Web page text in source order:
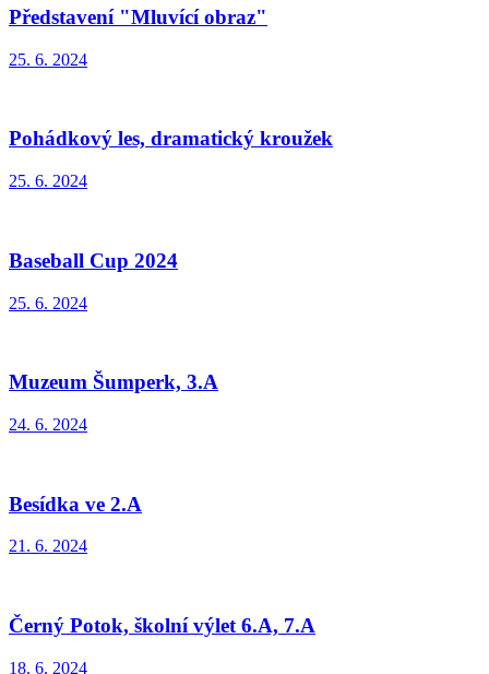
Představení "Mluvící obraz"
25. 6. 2024
Pohádkový les, dramatický kroužek
25. 6. 2024
Baseball Cup 2024
25. 6. 2024
Muzeum Šumperk, 3.A
24. 6. 2024
Besídka ve 2.A
21. 6. 2024
Černý Potok, školní výlet 6.A, 7.A
18. 6. 2024